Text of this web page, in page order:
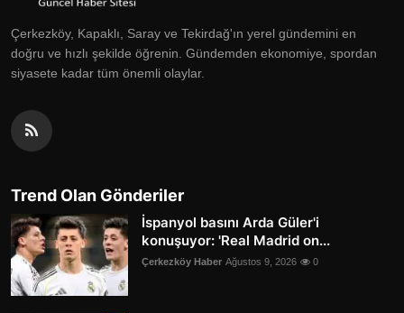
Çerkezköy, Kapaklı, Saray ve Tekirdağ'ın yerel gündemini en
doğru ve hızlı şekilde öğrenin. Gündemden ekonomiye, spordan
siyasete kadar tüm önemli olaylar.
Trend Olan Gönderiler
İspanyol basını Arda Güler'i
konuşuyor: 'Real Madrid on...
Çerkezköy Haber Ağustos 9, 2026 0